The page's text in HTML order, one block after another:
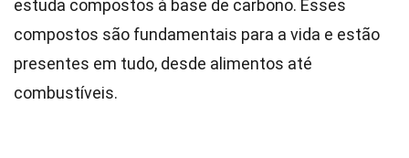
estuda compostos à base de carbono. Esses
compostos são fundamentais para a vida e estão
presentes em tudo, desde alimentos até
combustíveis.